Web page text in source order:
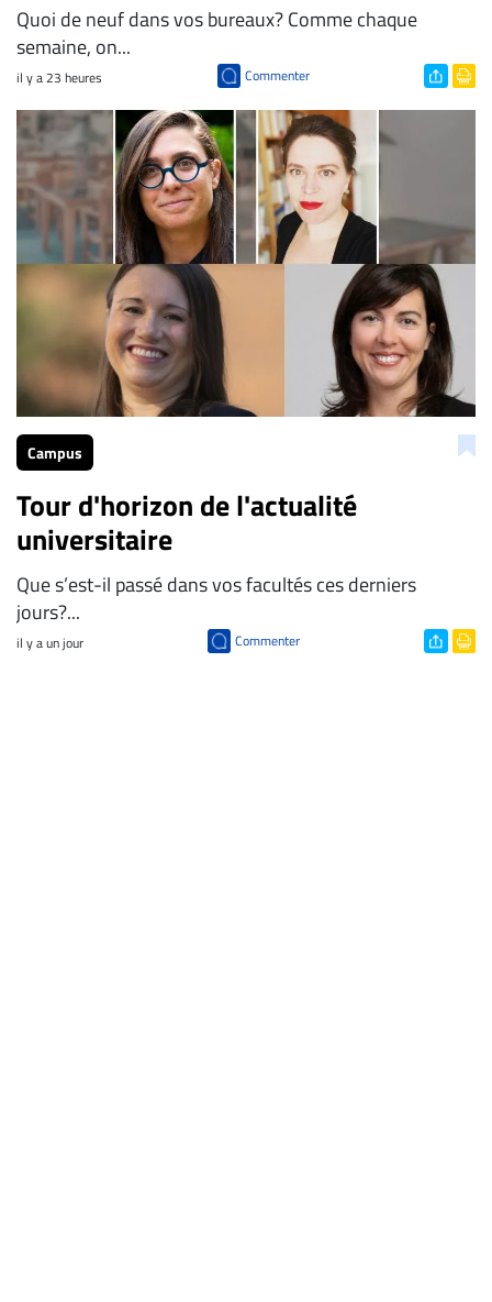
Quoi de neuf dans vos bureaux? Comme chaque
semaine, on...
il y a 23 heures Commenter
Campus
Tour d'horizon de l'actualité
universitaire
Que s’est-il passé dans vos facultés ces derniers
jours?...
il y a un jour Commenter